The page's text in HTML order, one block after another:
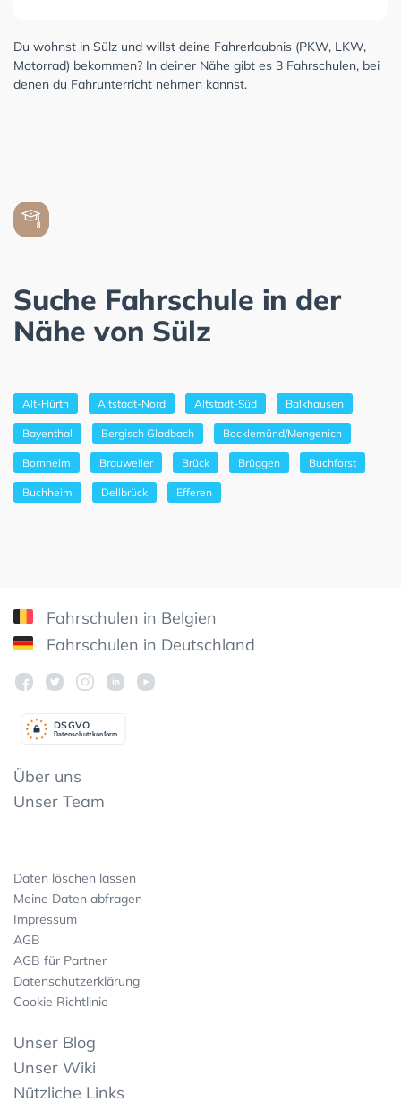
Du wohnst in Sülz und willst deine Fahrerlaubnis (PKW, LKW,
Motorrad) bekommen? In deiner Nähe gibt es 3 Fahrschulen, bei
denen du Fahrunterricht nehmen kannst.
Suche Fahrschule in der
Nähe von Sülz
Alt-Hürth Altstadt-Nord Altstadt-Süd Balkhausen
Bayenthal Bergisch Gladbach Bocklemünd/Mengenich
Bornheim Brauweiler Brück Brüggen Buchforst
Buchheim Dellbrück Efferen
Fahrschulen in Belgien
Fahrschulen in Deutschland
Datenschutzkonform
DSGVO
Über uns
Unser Team
Daten löschen lassen
Meine Daten abfragen
Impressum
AGB
AGB für Partner
Datenschutzerklärung
Cookie Richtlinie
Unser Blog
Unser Wiki
Nützliche Links